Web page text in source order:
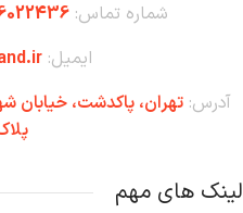
شماره تماس:
ایمیل:
آدرس:تهران،‌ پاکدشت، خیابان
لینک های مهم